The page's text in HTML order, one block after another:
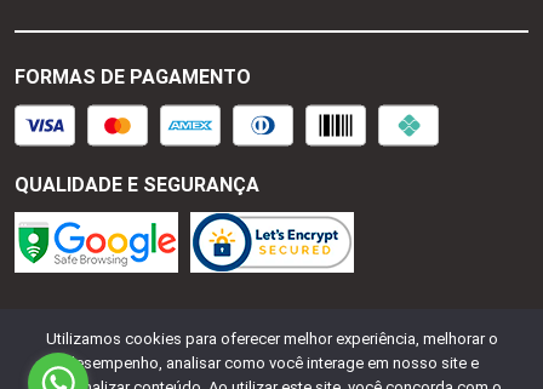
FORMAS DE PAGAMENTO
QUALIDADE E SEGURANÇA
direitos reservados.2026
Utilizamos cookies para oferecer melhor experiência, melhorar o
desempenho, analisar como você interage em nosso site e